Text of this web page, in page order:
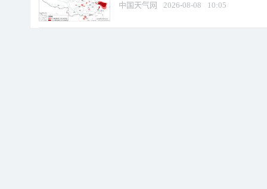
中国天气网 2026-08-08 10:05